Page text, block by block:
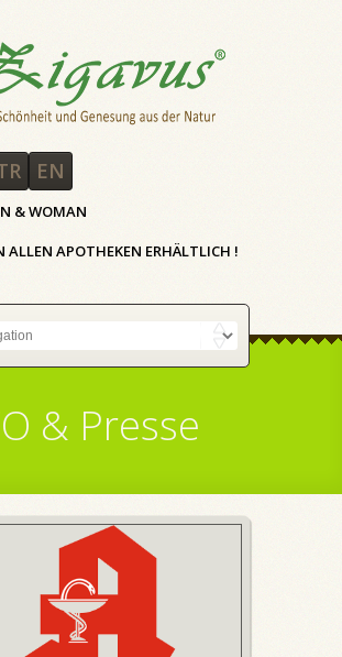
EN
& WOMAN
ALLEN APOTHEKEN ERHÄLTLICH !
& Presse